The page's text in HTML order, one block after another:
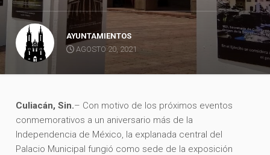
AYUNTAMIENTOS
AGOSTO 20, 2021
Culiacán, Sin.– Con motivo de los próximos eventos
conmemorativos a un aniversario más de la
Independencia de México, la explanada central del
Palacio Municipal fungió como sede de la exposición